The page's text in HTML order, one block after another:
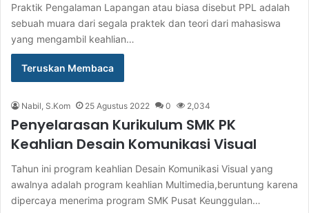
Praktik Pengalaman Lapangan atau biasa disebut PPL adalah
sebuah muara dari segala praktek dan teori dari mahasiswa
yang mengambil keahlian…
Teruskan Membaca
Nabil, S.Kom 25 Agustus 2022 0 2,034
Penyelarasan Kurikulum SMK PK
Keahlian Desain Komunikasi Visual
Tahun ini program keahlian Desain Komunikasi Visual yang
awalnya adalah program keahlian Multimedia,beruntung karena
dipercaya menerima program SMK Pusat Keunggulan…